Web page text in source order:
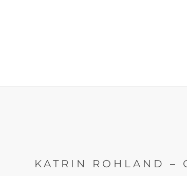
KATRIN ROHLAND –